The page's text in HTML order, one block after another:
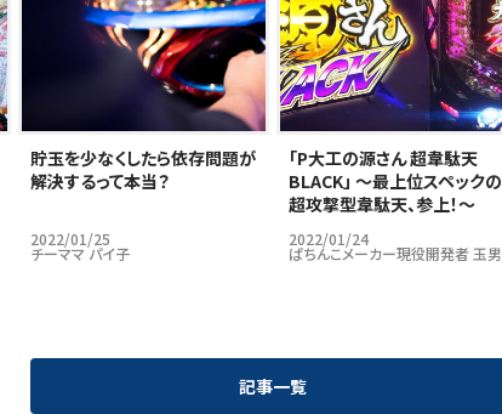
貯玉を少なくしたら依存問題が
解決するって本当？
2022/01/25
チーママ パイ子
｢P大工の源さん 超韋駄天
BLACK」 ～最上位スペックの
超攻撃型韋駄天、参上！～
2022/01/24
ぱちんこメーカー現役開発者 玉男
記事一覧